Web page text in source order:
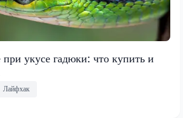
при укусе гадюки: что купить и
Лайфхак